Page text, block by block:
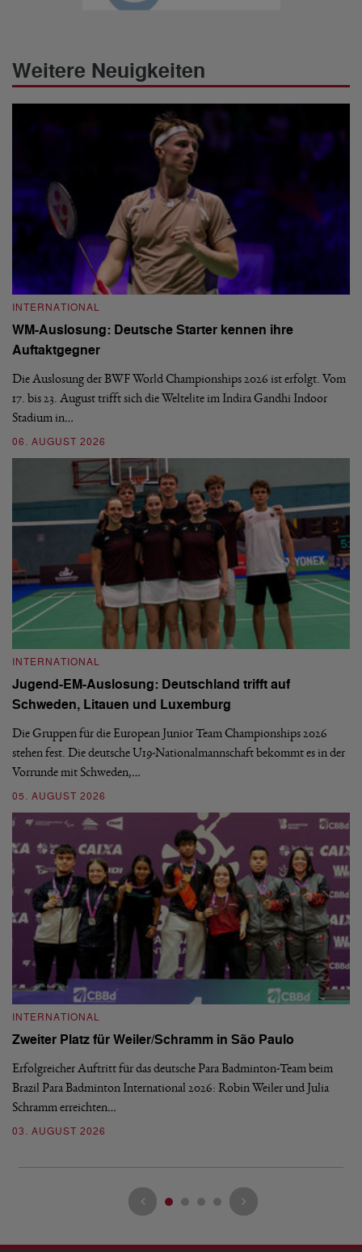
Weitere Neuigkeiten
INTERNATIONAL
WM-Auslosung: Deutsche Starter kennen ihre
Auftaktgegner
Die Auslosung der BWF World Championships 2026 ist erfolgt. Vom
17. bis 23. August trifft sich die Weltelite im Indira Gandhi Indoor
Stadium in…
06. AUGUST 2026
INTERNATIONAL
Jugend-EM-Auslosung: Deutschland trifft auf
Schweden, Litauen und Luxemburg
Die Gruppen für die European Junior Team Championships 2026
stehen fest. Die deutsche U19-Nationalmannschaft bekommt es in der
Vorrunde mit Schweden,…
05. AUGUST 2026
INTERNATIONAL
Zweiter Platz für Weiler/Schramm in São Paulo
Erfolgreicher Auftritt für das deutsche Para Badminton-Team beim
Brazil Para Badminton International 2026: Robin Weiler und Julia
Schramm erreichten…
03. AUGUST 2026